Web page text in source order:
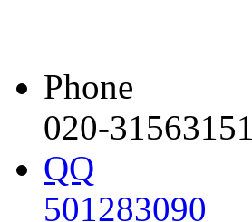
Phone
020-31563151
QQ
501283090